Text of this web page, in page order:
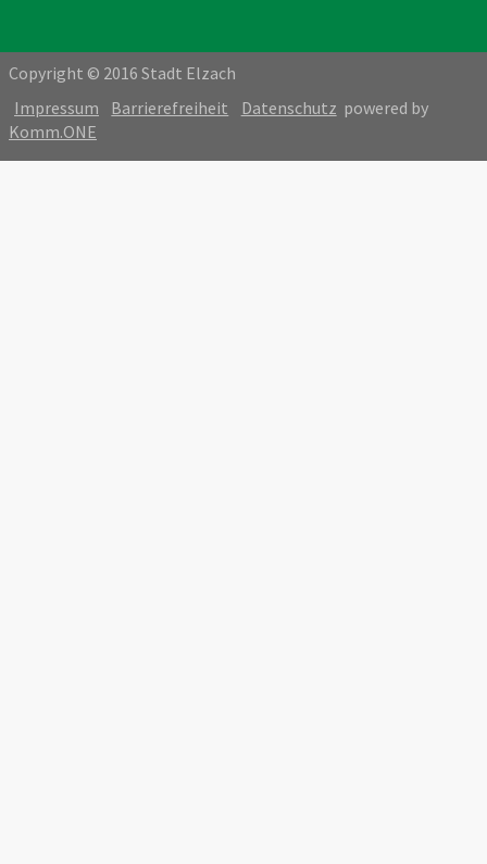
Copyright © 2016 Stadt Elzach
Impressum
Barrierefreiheit Datenschutz powered by
Komm.ONE